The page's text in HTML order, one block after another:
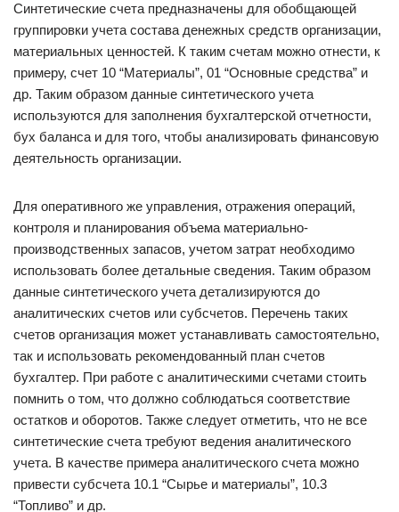
Синтетические счета предназначены для обобщающей
группировки учета состава денежных средств организации,
материальных ценностей. К таким счетам можно отнести, к
примеру, счет 10 “Материалы”, 01 “Основные средства” и
др. Таким образом данные синтетического учета
используются для заполнения бухгалтерской отчетности,
бух баланса и для того, чтобы анализировать финансовую
деятельность организации.
Для оперативного же управления, отражения операций,
контроля и планирования объема материально-
производственных запасов, учетом затрат необходимо
использовать более детальные сведения. Таким образом
данные синтетического учета детализируются до
аналитических счетов или субсчетов. Перечень таких
счетов организация может устанавливать самостоятельно,
так и использовать рекомендованный план счетов
бухгалтер. При работе с аналитическими счетами стоить
помнить о том, что должно соблюдаться соответствие
остатков и оборотов. Также следует отметить, что не все
синтетические счета требуют ведения аналитического
учета. В качестве примера аналитического счета можно
привести субсчета 10.1 “Сырье и материалы”, 10.3
“Топливо” и др.